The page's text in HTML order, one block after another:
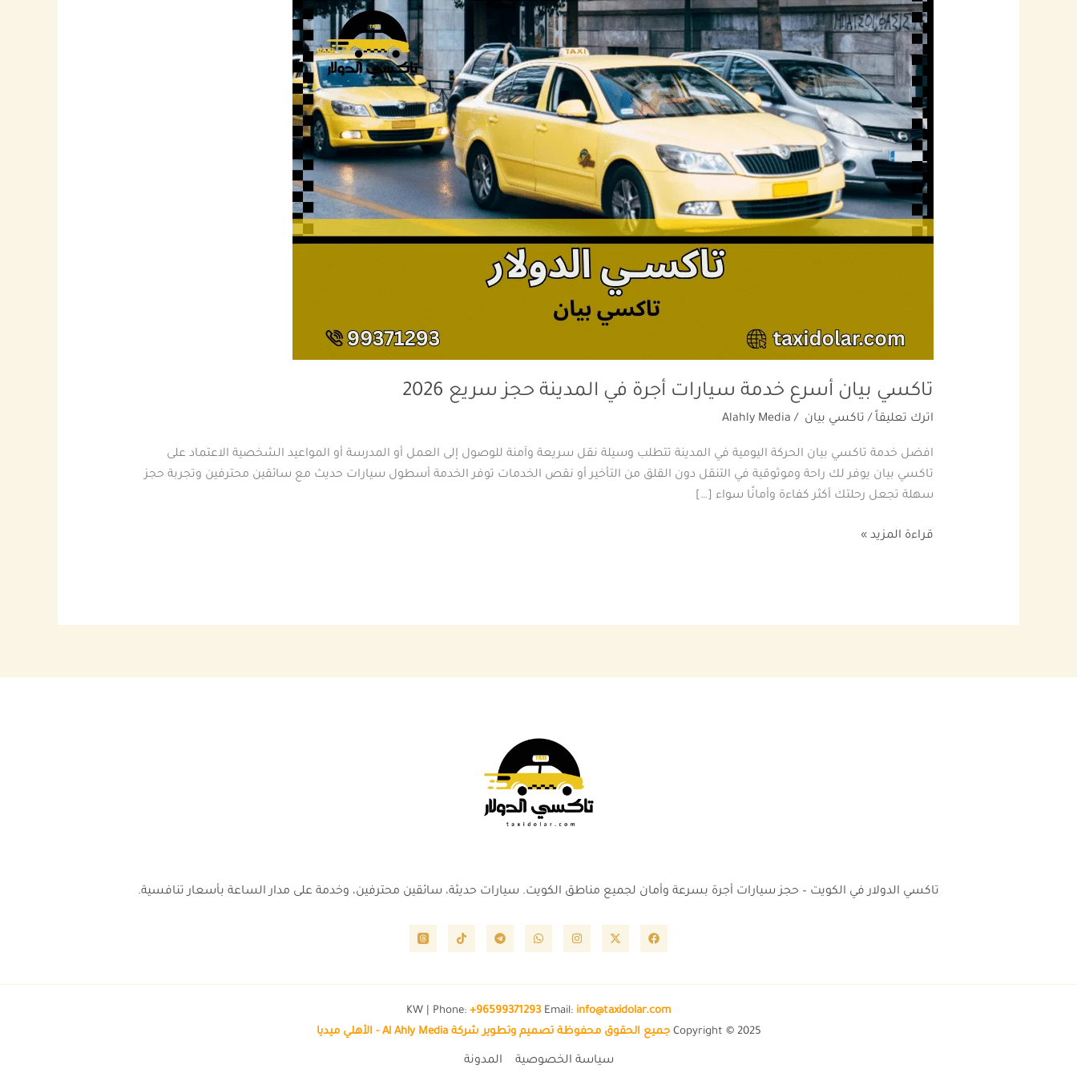
تاكسي بيان أسرع خدمة سيارات أجرة في المدينة حجز سريع 2026
اترك تعليقاً / تاكسي بيان /
Alahly Media
افضل خدمة تاكسي بيان الحركة اليومية في المدينة تتطلب وسيلة نقل سريعة وآمنة للوصول إلى العمل أو المدرسة أو المواعيد الشخصية الاعتماد على
تاكسي بيان يوفر لك راحة وموثوقية في التنقل دون القلق من التأخير أو نقص الخدمات توفر الخدمة أسطول سيارات حديث مع سائقين محترفين وتجربة حجز
سهلة تجعل رحلتك أكثر كفاءة وأمانًا سواء […]
تاكسي
بيان
أسرع
خدمة
سيارات
أجرة
المدينة
حجز
سريع
2026
قراءة المزيد »
تاكسي الدولار في الكويت – حجز سيارات أجرة بسرعة وأمان لجميع مناطق الكويت. سيارات حديثة، سائقين محترفين، وخدمة على مدار الساعة بأسعار تنافسية.
KW | Phone: +96599371293 Email: info@taxidolar.com
Copyright © 2025 جميع الحقوق محفوظة تصميم وتطوير شركة Al Ahly Media - الأهلي ميد يا
سياسة الخصوصية المدونة